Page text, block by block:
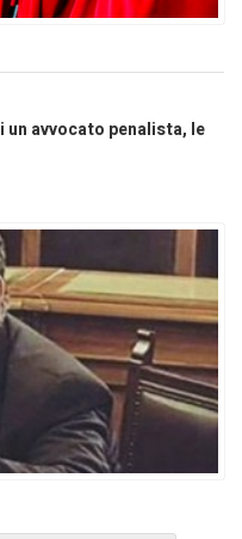
avvocato penalista, le